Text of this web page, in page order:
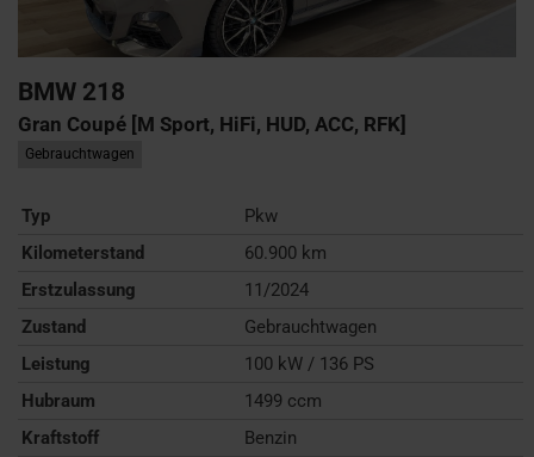
BMW 218
Gran Coupé [M Sport, HiFi, HUD, ACC, RFK]
Gebrauchtwagen
Typ
Pkw
Kilometerstand
60.900 km
Erstzulassung
11/2024
Zustand
Gebrauchtwagen
Leistung
100 kW / 136 PS
Hubraum
1499 ccm
Kraftstoff
Benzin